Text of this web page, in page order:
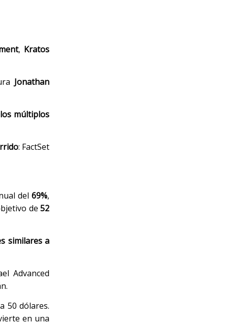
, Kratos
Jonathan
los múltiplos
: FactSet
del69%,
de52
similares a
Advanced
50 dólares.
en una